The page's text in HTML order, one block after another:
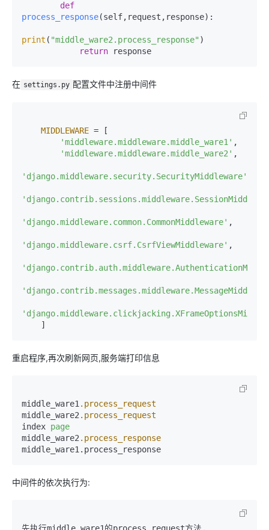
def
process_response(self,request,response):
print ( "middle_ware2.process_response" )
return response
在 settings.py 配置文件中注册中间件
MIDDLEWARE = [
'middleware.middleware.middle_ware1' ,
'middleware.middleware.middle_ware2' ,
'django.middleware.security.SecurityMiddleware'
'django.middleware.common.CommonMiddleware' ,
'django.middleware.csrf.CsrfViewMiddleware' ,
    ]
重启程序,再次刷新网页,服务端打印信息
middle_ware1 .process_request
middle_ware2 .process_request
index page
middle_ware2 .process_response
middle_ware1.process_response
中间件的依次执行为: